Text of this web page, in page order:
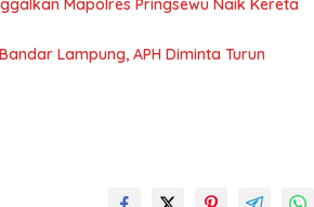
Mapolres Pringsewu Naik Kereta
Lampung, APH Diminta Turun